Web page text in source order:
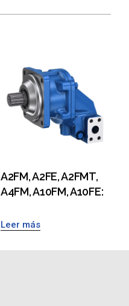
A2FM, A2FE, A2FMT,
A4FM, A10FM, A10FE:
Leer más